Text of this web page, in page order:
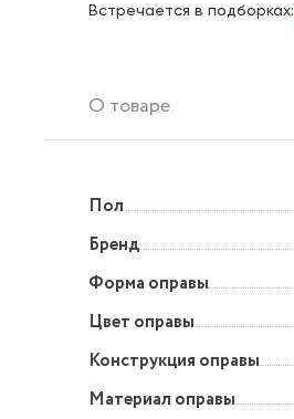
Встречается в подборках:
О товаре
Пол
Бренд
Форма оправы
Цвет оправы
Конструкция оправы
Материал оправы